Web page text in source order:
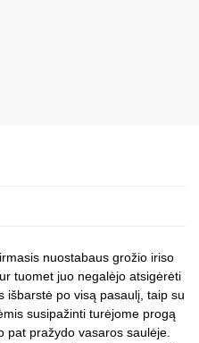
nuostabaus grožio iriso
tuomet juo negalėjo atsigėrėti
išbarstė po visą pasaulį, taip su
susipažinti turėjome progą
pat pražydo vasaros saulėje.